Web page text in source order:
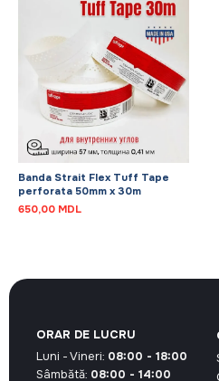
Banda Strait Flex Tuff Tape
perforata 50mm x 30m
650,00 MDL
ORAR DE LUCRU
Luni - Vineri: 08:00 - 18:00
Sâmbătă: 08:00 - 14:00